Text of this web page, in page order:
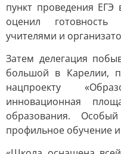
пункт проведения
оценил
учителями и
Затем делегация
большой в Карелии,
нацпроекту
инновационная
образования.
профильное обучение